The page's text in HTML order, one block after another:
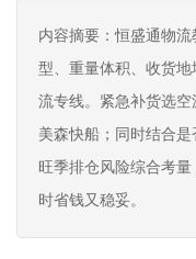
内容摘要：恒盛通物
型、重量体积、收货
流专线。紧急补货选
美森快船；同时结合是
旺季排仓风险综合考
时省钱又稳妥。